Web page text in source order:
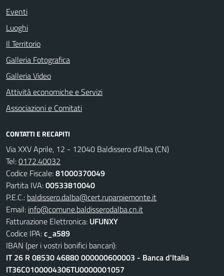
Eventi
Luoghi
Il Territorio
Galleria Fotografica
Galleria Video
Attività economiche e Servizi
Associazioni e Comitati
CONTATTI E RECAPITI
Via XXV Aprile, 12 - 12040 Baldissero d'Alba (CN)
Tel:0172.40032
Codice Fiscale:81000370049
Partita IVA:00533810040
P.E.C.: baldissero.dalba@cert.ruparpiemonte.it
Email: info@comune.baldisserodalba.cn.it
Fatturazione Elettronica: UFUNXY
Codice IPA:c_a589
IBAN (per i vostri bonifici bancari):
IT 26 R 08530 46880 000000600003 - Banca d'Italia
IT36C0100004306TU0000001057